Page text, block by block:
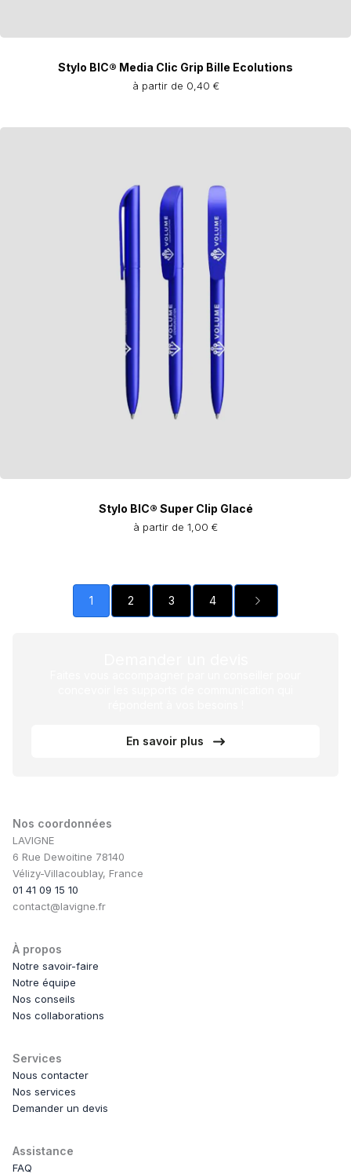
Stylo BIC® Media Clic Grip Bille Ecolutions
à partir de 0,40 €
Stylo BIC® Super Clip Glacé
à partir de 1,00 €
1 2 3 4
En savoir plus
Nos coordonnées
LAVIGNE
6 Rue Dewoitine 78140
Vélizy-Villacoublay, France
01 41 09 15 10
contact@lavigne.fr
À propos
Notre savoir-faire
Notre équipe
Nos conseils
Nos collaborations
Services
Nous contacter
Nos services
Demander un devis
Assistance
FAQ